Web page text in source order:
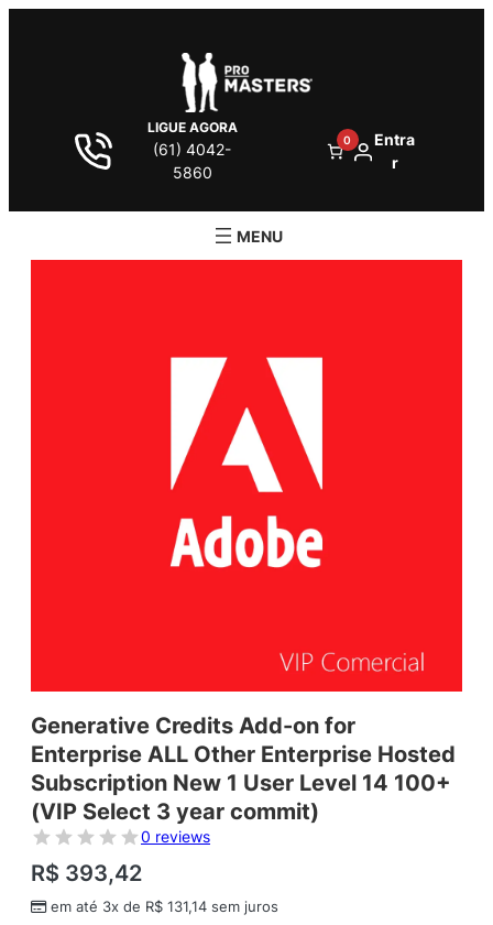
LIGUE AGORA
(61) 4042-
5860
0
Entra
r
Generative Credits Add-on for
Enterprise ALL Other Enterprise Hosted
Subscription New 1 User Level 14 100+
(VIP Select 3 year commit)
0 reviews
R$ 393,42
em até 3x de R$ 131,14 sem juros